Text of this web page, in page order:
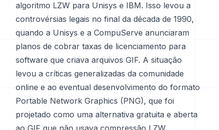
algoritmo LZW para Unisys e IBM. Isso levou a
controvérsias legais no final da década de 1990,
quando a Unisys e a CompuServe anunciaram
planos de cobrar taxas de licenciamento para
software que criava arquivos GIF. A situação
levou a críticas generalizadas da comunidade
online e ao eventual desenvolvimento do formato
Portable Network Graphics (PNG), que foi
projetado como uma alternativa gratuita e aberta
ao GIF que não usava compressão LZW.